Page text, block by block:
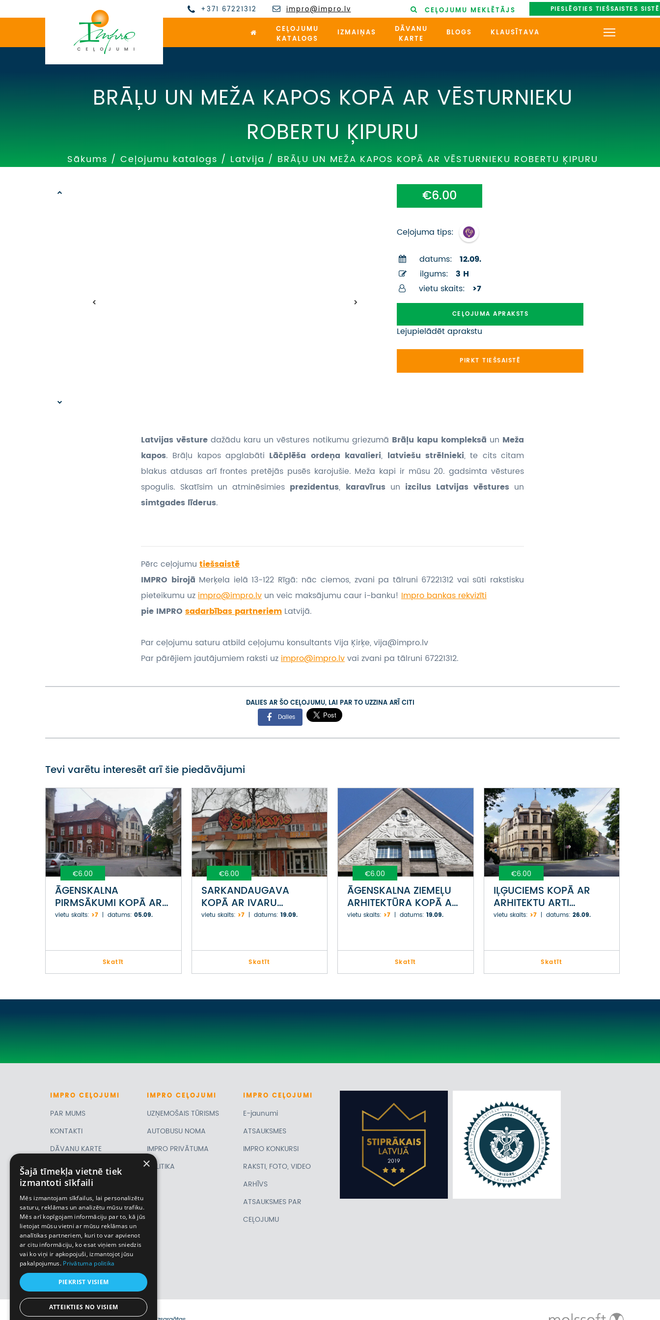
+371 67221312 impro@impro.lv CEĻOJUMU MEKLĒTĀJS PIESLĒGTIES TIEŠSAISTES
CEĻOJUMU
KATALOGS
IZMAIŅAS
DĀVANU
KARTE
BLOGS KLAUSĪTAVA
IMPRO KONKURSI
BRĀĻU UN MEŽA KAPOS KOPĀ AR VĒSTURNIEKU
ROBERTU ĶIPURU
Sākums / Ceļojumu katalogs / Latvija / BRĀĻU UN MEŽA KAPOS KOPĀ AR VĒSTURNIEKU ROBERTU ĶIPURU
€6.00
Ceļojuma tips:
datums:
12.09.
ilgums:
3 H
vietu skaits:
>7
CEĻOJUMA APRAKSTS
Lejupielādēt aprakstu
PIRKT TIEŠSAISTĒ
Latvijas vēsturedažādu karu un vēstures notikumu griezumā Brāļu kapu kompleksā un Meža
kapos. Brāļu kapos apglabāti Lāčplēša ordeņa kavalieri, latviešu strēlnieki, te cits citam
blakus atdusas arī frontes pretējās pusēs karojušie. Meža kapi ir mūsu 20. gadsimta vēstures
spogulis. Skatīsim un atminēsimies prezidentus, karavīrus un izcilus Latvijas vēstures un
simtgades līderus.
Pērc ceļojumu tiešsaistē
IMPRO birojā Merķela ielā 13-122 Rīgā: nāc ciemos, zvani pa tālruni 67221312 vai sūti rakstisku
pieteikumu uzimpro@impro.lv un veic maksājumu caur i-banku! Impro bankas rekvizīti
pie IMPRO sadarbības partneriem Latvijā.
Par ceļojumu saturu atbild ceļojumu konsultants Vija Ķirķe, vija@impro.lv
Par pārējiem jautājumiem raksti uzimpro@impro.lvvai zvani pa tālruni 67221312.
DALIES AR ŠO CEĻOJUMU, LAI PAR TO UZZINA ARĪ CITI
Dalies
Tevi varētu interesēt arī šie piedāvājumi
€6.00
ĀGENSKALNA
PIRMSĀKUMI KOPĀ AR
ARTI ZVIRGZDIŅU
vietu skaits: >7 datums: 05.09.
Skatīt
€6.00
SARKANDAUGAVA
KOPĀ AR IVARU
BĒRZIŅU
vietu skaits: >7 datums: 19.09.
Skatīt
€6.00
ĀGENSKALNA ZIEMEĻU
ARHITEKTŪRA KOPĀ AR
ARTI ZVIRGZDIŅU
vietu skaits: >7 datums: 19.09.
Skatīt
€6.00
IĻĢUCIEMS KOPĀ AR
ARHITEKTU ARTI
ZVIRGZDIŅU
vietu skaits: >7 datums: 26.09.
Skatīt
IMPRO CEĻOJUMI
PAR MUMS
KONTAKTI
DĀVANU KARTE
PIRMSLĪGUMA
INFORMĀCIJA, KLIENTA
LĪGUMS,
CEĻOJUMU
APDROŠINĀŠANA
VĪZU ANKETAS
Piemiņas istaba
IMPRO CEĻOJUMI
UZŅEMOŠAIS TŪRISMS
AUTOBUSU NOMA
IMPRO PRIVĀTUMA
POLITIKA
IMPROCEĻOJUMI
E-jaunumi
ATSAUKSMES
IMPRO KONKURSI
RAKSTI, FOTO, VIDEO
ARHĪVS
ATSAUKSMES PAR
CEĻOJUMU
×
Šajā tīmekļa vietnē tiek
izmantoti sīkfaili
Mēs izmantojam sīkfailus, lai personalizētu
saturu, reklāmas un analizētu mūsu trafiku.
Mēs arī kopīgojam informāciju par to, kā jūs
lietojat mūsu vietni ar mūsu reklāmas un
analītikas partneriem, kuri to var apvienot
ar citu informāciju, ko esat viņiem sniedzis
vai ko viņi ir apkopojuši, izmantojot jūsu
pakalpojumus. Privātuma politika
PIEKRIST VISIEM
ATTEIKTIES NO VISIEM